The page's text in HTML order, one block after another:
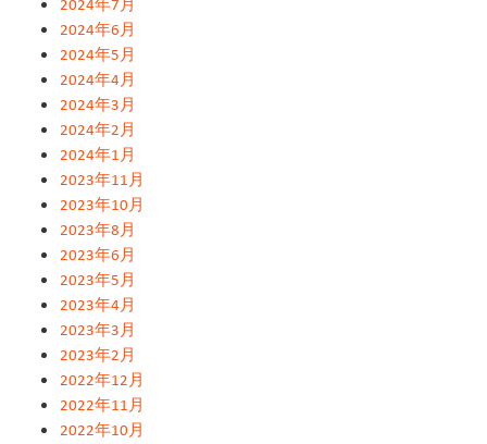
2024年6月
2024年5月
2024年4月
2024年3月
2024年2月
2024年1月
2023年11月
2023年10月
2023年8月
2023年6月
2023年5月
2023年4月
2023年3月
2023年2月
2022年12月
2022年11月
2022年10月